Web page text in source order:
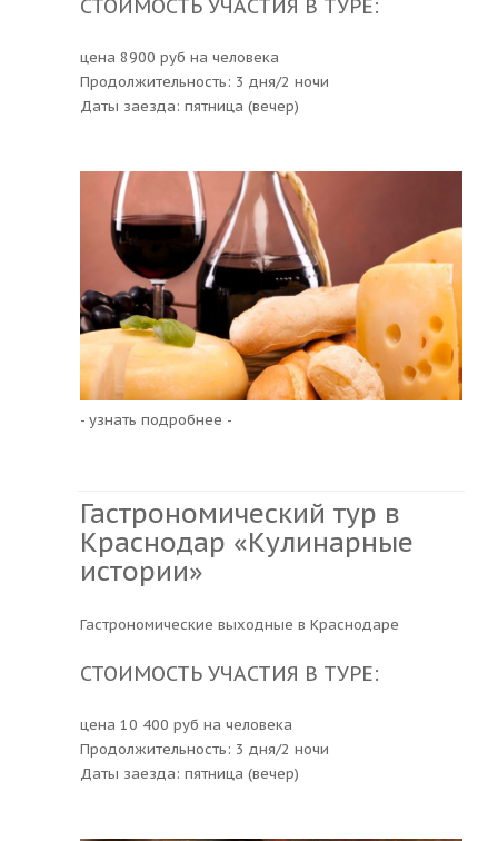
СТОИМОСТЬ УЧАСТИЯ В ТУРЕ:
цена 8900 руб на человека
Продолжительность: 3 дня/2 ночи
Даты заезда: пятница (вечер)
- узнать подробнее -
Гастрономический тур в
Краснодар «Кулинарные
истории»
Гастрономические выходные в Краснодаре
СТОИМОСТЬ УЧАСТИЯ В ТУРЕ:
цена 10 400 руб на человека
Продолжительность: 3 дня/2 ночи
Даты заезда: пятница (вечер)